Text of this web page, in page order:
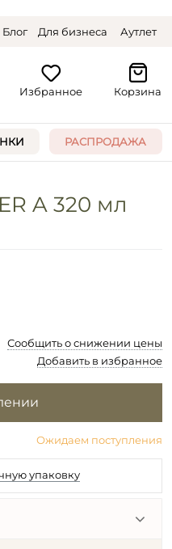
Блог Для бизнеса Аутлет
Избранное Корзина
РАСПРОДАЖА
A 320 мл
Сообщить о снижении цены
Добавить в избранное
Ожидаем поступления
упаковку